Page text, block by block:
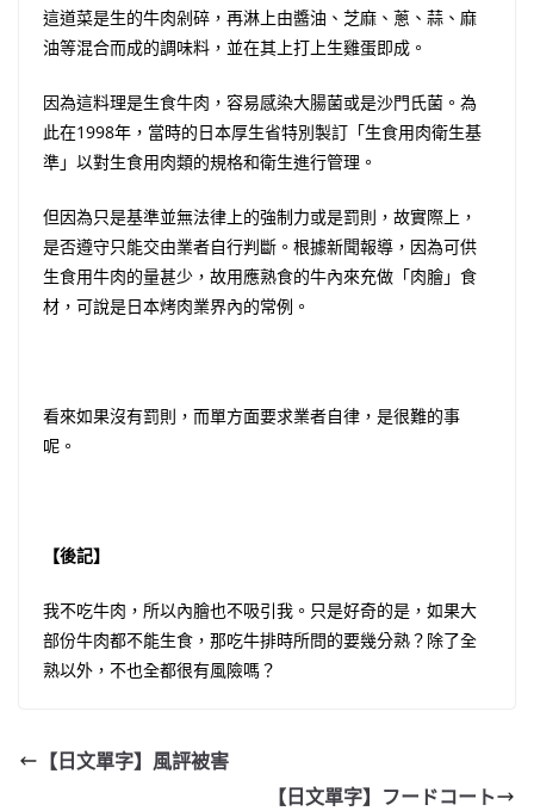
這道菜是生的牛肉剁碎，再淋上由醬油、芝麻、蔥、蒜、麻
油等混合而成的調味料，並在其上打上生雞蛋即成。
因為這料理是生食牛肉，容易感染大腸菌或是沙門氏菌。為
此在1998年，當時的日本厚生省特別製訂「生食用肉衛生基
準」以對生食用肉類的規格和衛生進行管理。
但因為只是基準並無法律上的強制力或是罰則，故實際上，
是否遵守只能交由業者自行判斷。根據新聞報導，因為可供
生食用牛肉的量甚少，故用應熟食的牛內來充做「肉膾」食
材，可說是日本烤肉業界內的常例。
看來如果沒有罰則，而單方面要求業者自律，是很難的事
呢。
【後記】
我不吃牛肉，所以內膾也不吸引我。只是好奇的是，如果大
部份牛肉都不能生食，那吃牛排時所問的要幾分熟？除了全
熟以外，不也全都很有風險嗎？
【日文單字】風評被害
【日文單字】フードコート